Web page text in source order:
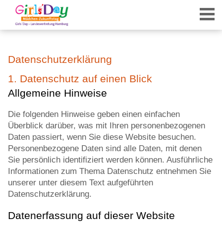
Datenschutzerklärung
1. Datenschutz auf einen Blick
Allgemeine Hinweise
Die folgenden Hinweise geben einen einfachen
Überblick darüber, was mit Ihren personenbezogenen
Daten passiert, wenn Sie diese Website besuchen.
Personenbezogene Daten sind alle Daten, mit denen
Sie persönlich identifiziert werden können. Ausführliche
Informationen zum Thema Datenschutz entnehmen Sie
unserer unter diesem Text aufgeführten
Datenschutzerklärung.
Datenerfassung auf dieser Website